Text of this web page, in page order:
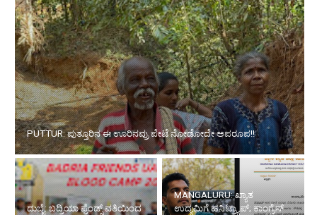
PUTTUR: ಪುತ್ತೂರಿನ ಈ ಊರಿನವ್ರು ಪೇಟೆ ನೋಡೋದೇ ಅಪರೂಪ!!
ದುಬೈ: ಬದ್ರಿಯಾ ಫ್ರೆಂಡ್ಸ್ ವತಿಯಿಂದ
MANGALURU: ಖ್ಯಾತ
ಉದ್ಯಮಿಗೆ ಹನಿಟ್ರ್ಯಾಪ್; ಕಾಂಗ್ರೆಸ್